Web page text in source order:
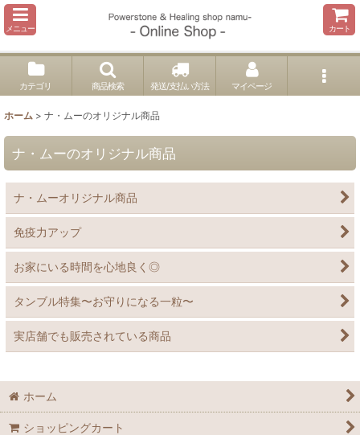
メニュー カート
カテゴリ 商品検索 発送/支払い方法 マイページ
ホーム > ナ・ムーのオリジナル商品
ナ・ムーのオリジナル商品
ナ・ムーオリジナル商品
免疫力アップ
お家にいる時間を心地良く◎
タンブル特集〜お守りになる一粒〜
実店舗でも販売されている商品
ホーム
ショッピングカート